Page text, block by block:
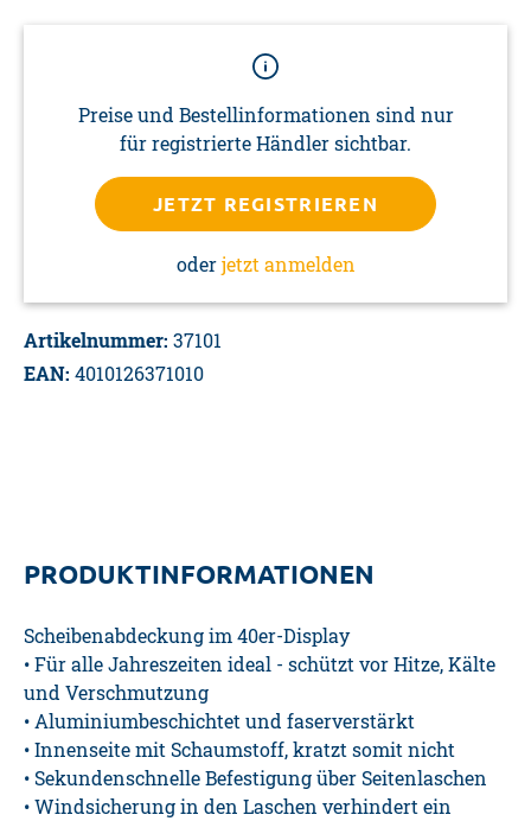
Preise und Bestellinformationen sind nur
für registrierte Händler sichtbar.
JETZT REGISTRIEREN
oderjetzt anmelden
Artikelnummer: 37101
EAN: 4010126371010
PRODUKTINFORMATIONEN
Scheibenabdeckung im 40er-Display
• Für alle Jahreszeiten ideal - schützt vor Hitze, Kälte
und Verschmutzung
• Aluminiumbeschichtet und faserverstärkt
• Innenseite mit Schaumstoff, kratzt somit nicht
• Sekundenschnelle Befestigung über Seitenlaschen
• Windsicherung in den Laschen verhindert ein